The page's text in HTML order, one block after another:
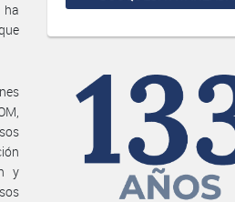
ha
y